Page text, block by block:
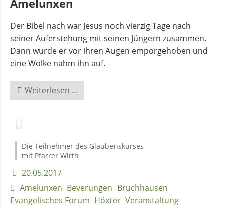
Amelunxen
Der Bibel nach war Jesus noch vierzig Tage nach
seiner Auferstehung mit seinen Jüngern zusammen.
Dann wurde er vor ihren Augen emporgehoben und
eine Wolke nahm ihn auf.
Weiterlesen …
im
Die Teilnehmer des Glaubenskurses
mit Pfarrer Wirth
20.05.2017
Amelunxen Beverungen Bruchhausen
Evangelisches Forum Höxter Veranstaltung